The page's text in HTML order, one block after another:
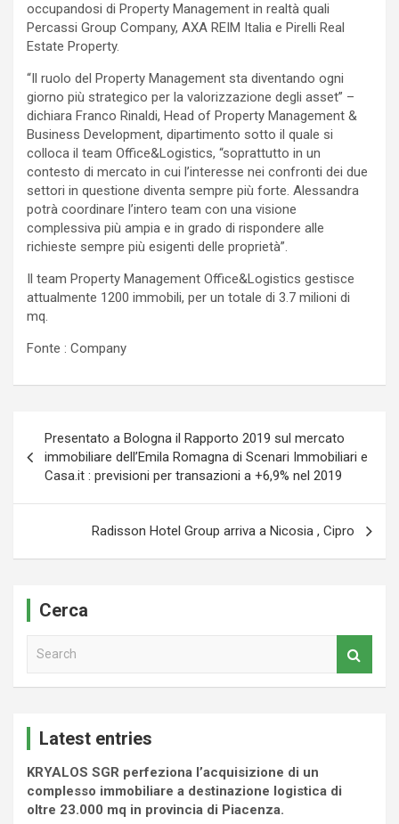
occupandosi di Property Management in realtà quali
Percassi Group Company, AXA REIM Italia e Pirelli Real
Estate Property.
“Il ruolo del Property Management sta diventando ogni
giorno più strategico per la valorizzazione degli asset” –
dichiara Franco Rinaldi, Head of Property Management &
Business Development, dipartimento sotto il quale si
colloca il team Office&Logistics, “soprattutto in un
contesto di mercato in cui l’interesse nei confronti dei due
settori in questione diventa sempre più forte. Alessandra
potrà coordinare l’intero team con una visione
complessiva più ampia e in grado di rispondere alle
richieste sempre più esigenti delle proprietà”.
Il team Property Management Office&Logistics gestisce
attualmente 1200 immobili, per un totale di 3.7 milioni di
mq.
Fonte : Company
articoli
Presentato a Bologna il Rapporto 2019 sul mercato
immobiliare dell’Emila Romagna di Scenari Immobiliari e
Casa.it : previsioni per transazioni a +6,9% nel 2019
Radisson Hotel Group arriva a Nicosia , Cipro
Cerca
Latest entries
KRYALOS SGR perfeziona l’acquisizione di un
complesso immobiliare a destinazione logistica di
oltre 23.000 mq in provincia di Piacenza.